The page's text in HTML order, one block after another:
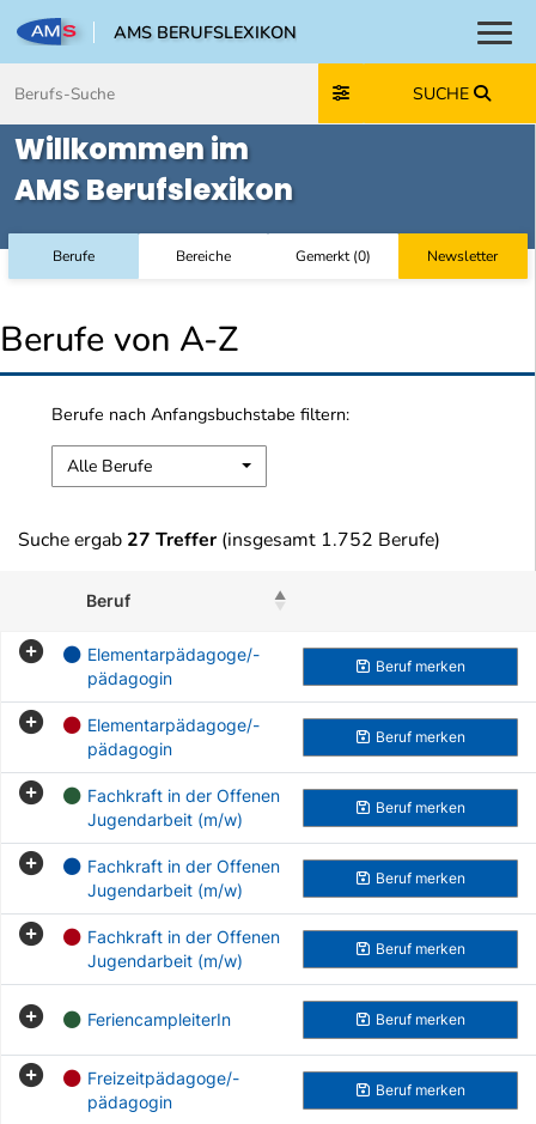
AMS BERUFSLEXIKON
SUCHE
Willkommen im
AMS Berufslexikon
Berufe Bereiche Gemerkt(0) Newsletter
Berufe von A-Z
Berufe nach Anfangsbuchstabe filtern:
Alle Berufe
Suche ergab 27 Treffer (insgesamt 1.752 Berufe)
Beruf
Elementarpädagoge/-
pädagogin
Beruf merken
Elementarpädagoge/-
pädagogin
Beruf merken
Fachkraft in der Offenen
Jugendarbeit (m/w)
Beruf merken
Fachkraft in der Offenen
Jugendarbeit (m/w)
Beruf merken
Fachkraft in der Offenen
Jugendarbeit (m/w)
Beruf merken
FeriencampleiterIn Beruf merken
Freizeitpädagoge/-
pädagogin
Beruf merken